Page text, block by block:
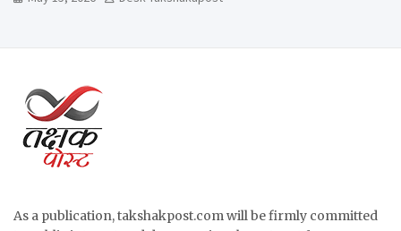
As a publication, takshakpost.com will be firmly committed